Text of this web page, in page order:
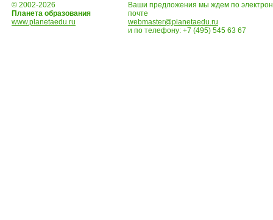
© 2002-2026
Планета образования
www.planetaedu.ru
Ваши предложения мы ждем по
почте
webmaster@planetaedu.ru
и по телефону: +7 (495) 545 63 67